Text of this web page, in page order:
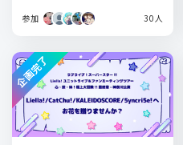
参加 30人
企画完了